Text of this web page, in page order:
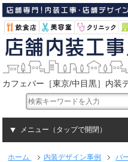
カフェバー［東京/中目黒］内装
メニュー（タップで開閉）
ホーム 内装デザイン事例
バ